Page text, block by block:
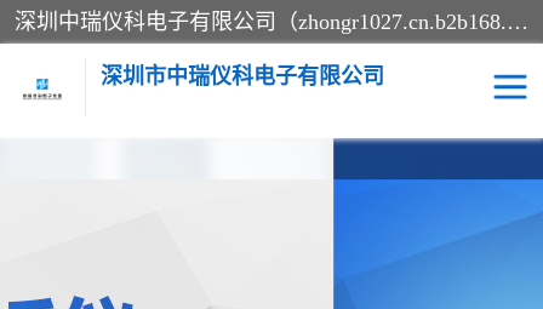
深圳中瑞仪科电子有限公司（zhongr1027.cn.b2b168.com）主要从事回收二手仪器，工厂仪器，回收示波器，KeysightE4980A，FLUKE754，MT8852B，IFR3920，Agilent N4010A，MT8852B等业务，全国统一热线：13570873835。深圳中瑞仪科电子有限公司整批或单出，专业评估高价回收工厂闲置仪器。
深圳市中瑞仪科电子有限公司